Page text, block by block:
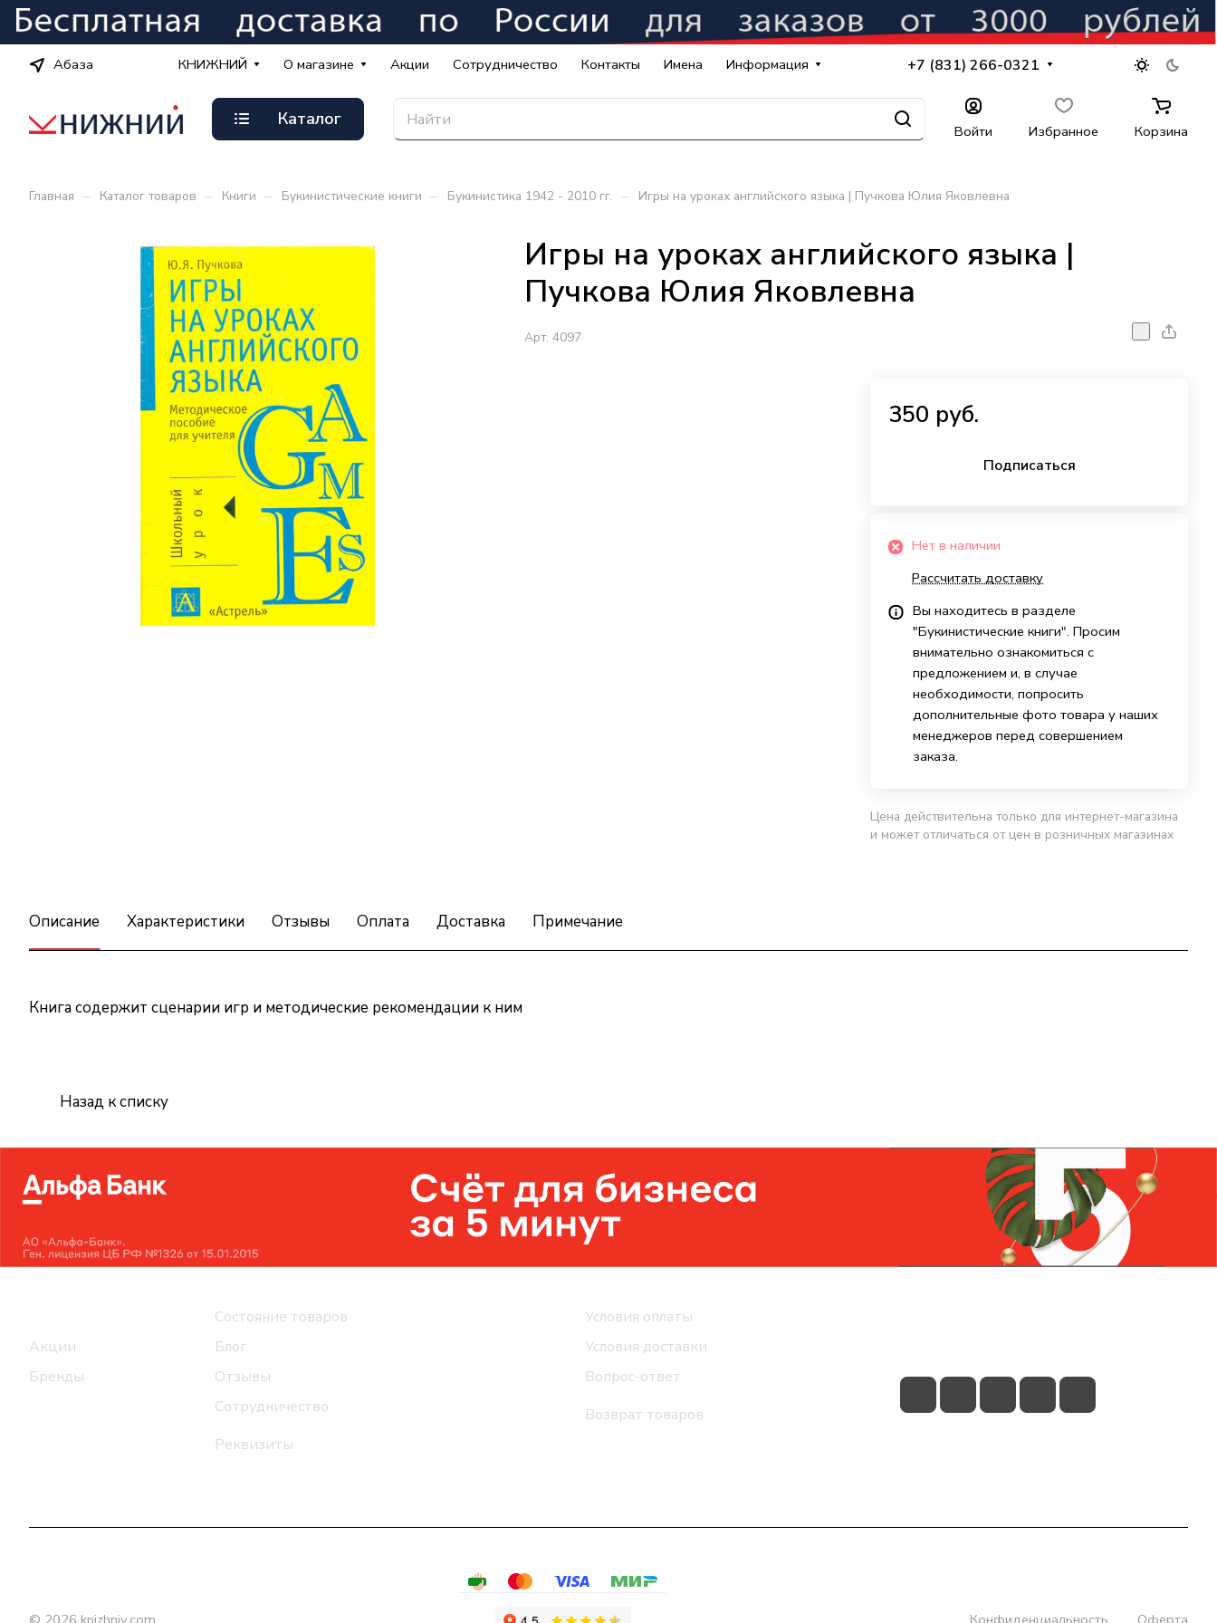
Абаза КНИЖНИЙ О магазине Акции Сотрудничество Контакты Имена Информация +7 (831) 266-0321
Каталог
Войти Избранное Корзина
Главная – Каталог товаров – Книги – Букинистические книги – Букинистика 1942 - 2010 гг. – Игры на уроках английского языка | Пучкова Юлия Яковлевна
Игры на уроках английского языка |
Пучкова Юлия Яковлевна
Арт. 4097
350 руб.
Подписаться
Нет в наличии
Рассчитать доставку
Вы находитесь в разделе
"Букинистические книги". Просим
внимательно ознакомиться с
предложением и, в случае
необходимости, попросить
дополнительные фото товара у наших
менеджеров перед совершением
заказа.
Цена действительна только для интернет-магазина
и может отличаться от цен в розничных магазинах
Описание Характеристики Отзывы Оплата Доставка Примечание
Книга содержит сценарии игр и методические рекомендации к ним
Назад к списку
Акции
Бренды
Состояние товаров
Блог
Отзывы
Сотрудничество
Реквизиты
Условия оплаты
Условия доставки
Вопрос-ответ
Возврат товаров